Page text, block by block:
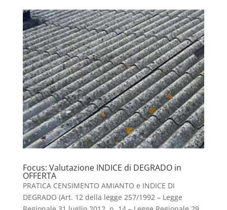
Focus: Valutazione INDICE di DEGRADO in
OFFERTA
PRATICA CENSIMENTO AMIANTO e INDICE DI
DEGRADO (Art. 12 della legge 257/1992 – Legge